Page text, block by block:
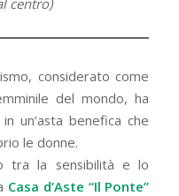
considerato come
del mondo, ha
un’asta benefica che
le donne.
tra la sensibilità e lo
Casa d’Aste “Il Ponte”